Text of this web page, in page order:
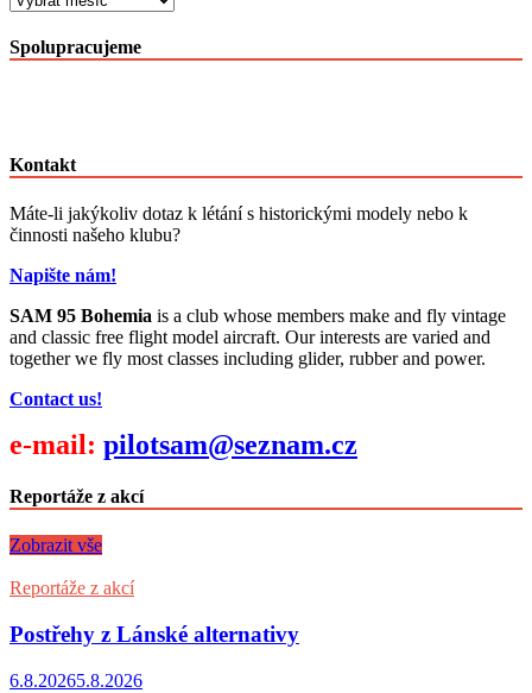
po
měsících
Spolupracujeme
Kontakt
Máte-li jakýkoliv dotaz k létání s historickými modely nebo k
činnosti našeho klubu?
Napište nám!
SAM 95 Bohemia is a club whose members make and fly vintage
and classic free flight model aircraft. Our interests are varied and
together we fly most classes including glider, rubber and power.
Contact us!
e-mail: pilotsam@seznam.cz
Reportáže z akcí
Zobrazit vše
Reportáže z akcí
Postřehy z Lánské alternativy
6.8.20265.8.2026